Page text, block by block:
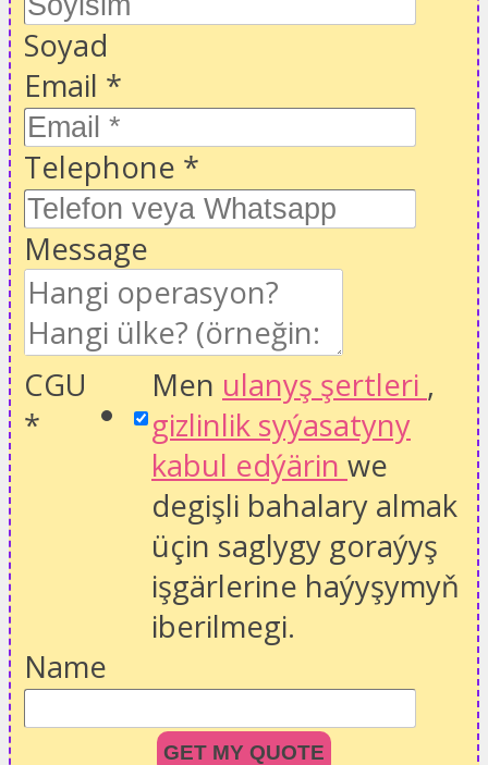
Soyad
Email *
Telephone *
Message
CGU
*
Men ulanyş şertleri ,
gizlinlik syýasatyny
kabul edýärin we
degişli bahalary almak
üçin saglygy goraýyş
işgärlerine haýyşymyň
iberilmegi.
Name
GET MY QUOTE